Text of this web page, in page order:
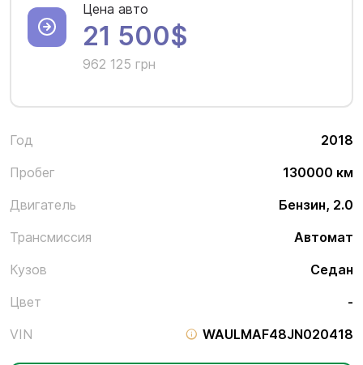
Год
2018
Пробег
130000 км
Двигатель
Бензин, 2.0
Трансмиссия
Автомат
Кузов
Седан
Цвет
-
VIN
WAULMAF48JN020418
Цена авто
21 500$
962 125 грн